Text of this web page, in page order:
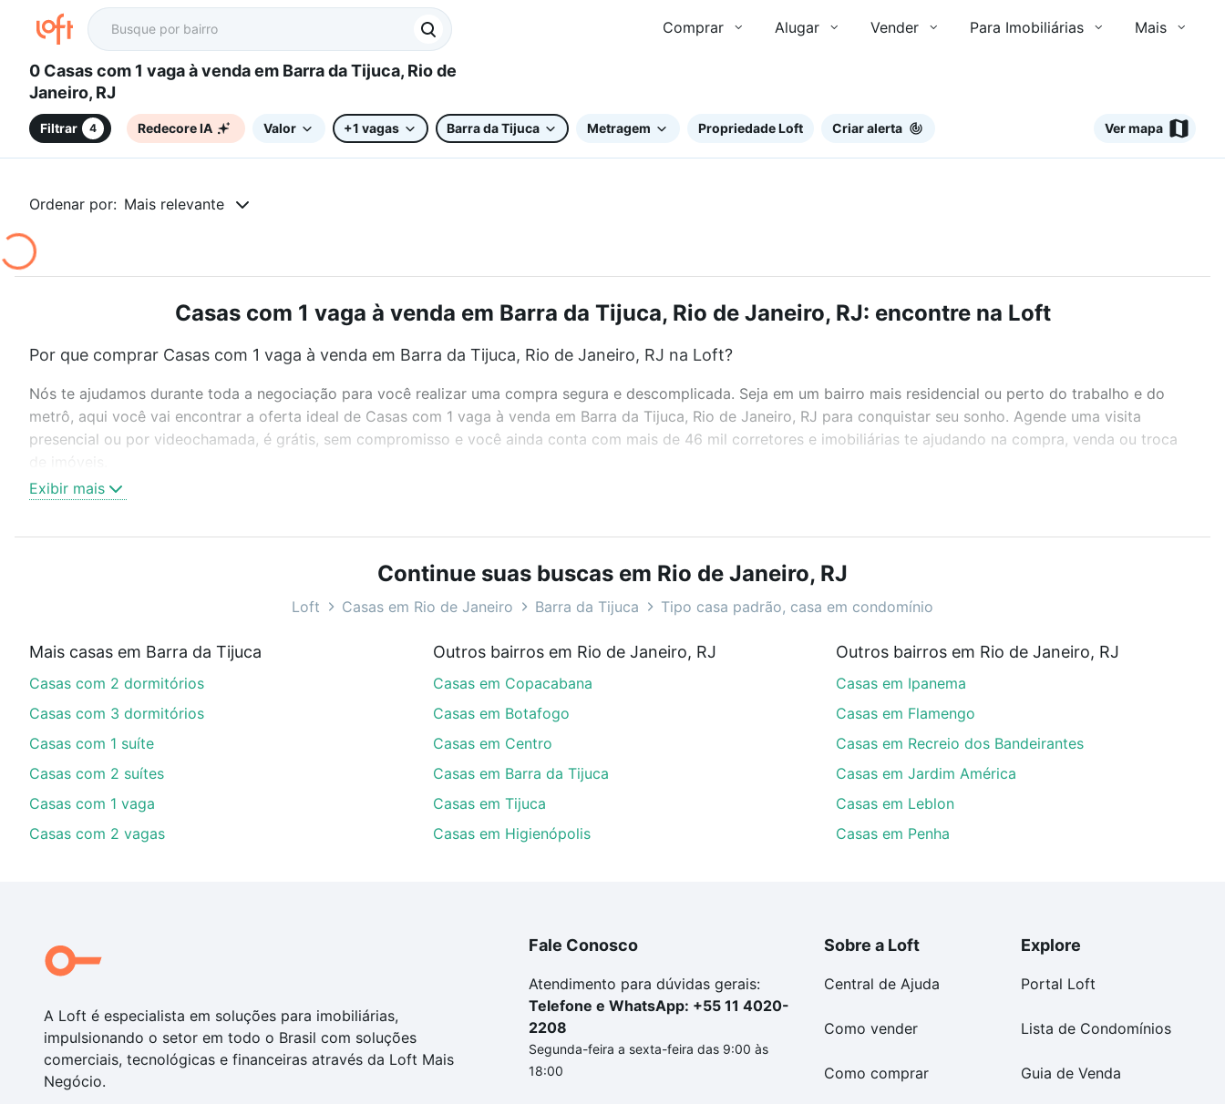
Comprar Alugar Vender Para Imobiliárias Mais
0 Casas com 1 vaga à venda em Barra da Tijuca, Rio de
Janeiro, RJ
Filtrar 4 Redecore IA Valor +1 vagas Barra da Tijuca Metragem Propriedade Loft Criar alerta Ver mapa
Ordenar por: Mais relevante
Casas com 1 vaga à venda em Barra da Tijuca, Rio de Janeiro, RJ: encontre na Loft
Por que comprar Casas com 1 vaga à venda em Barra da Tijuca, Rio de Janeiro, RJ na Loft?
Nós te ajudamos durante toda a negociação para você realizar uma compra segura e descomplicada. Seja em um bairro mais residencial ou perto do trabalho e do
metrô, aqui você vai encontrar a oferta ideal de Casas com 1 vaga à venda em Barra da Tijuca, Rio de Janeiro, RJ para conquistar seu sonho. Agende uma visita
presencial ou por videochamada, é grátis, sem compromisso e você ainda conta com mais de 46 mil corretores e imobiliárias te ajudando na compra, venda ou troca
Como escolher um imóvel?
Use barra de busca no topo para pesquisar por ruas, bairros e até condomínios favoritos. Você também pode usar os filtros como quantidade de quartos, suítes, com
ou sem vaga de garagem para combinar perfeitamente com o preço, metragem e comodidades, como piscina, academia, salão de festas ou área verde e encontrar
Casas com 1 vaga à venda em Barra da Tijuca, Rio de Janeiro, RJ ideal para você na Loft.
Aqui na Loft temos a oferta ideal para você, com Casas com 1 vaga à venda em Barra da Tijuca, Rio de Janeiro, RJ que custam a partir de R$ 0 e com nossas opções
de financiamento imobiliário as parcelas podem se adequar ao seu orçamento. Se ainda tem alguma dúvida dos custos envolvidos no processo de compra, veja em
nosso portal quanto custa comprar um apartamento
e conte com a gente para comprar o imóvel dos seus sonhos com segurança e conforto. Loft, com você até as
Exibir mais
Continue suas buscas em Rio de Janeiro, RJ
Loft Casas em Rio de Janeiro Barra da Tijuca Tipo casa padrão, casa em condomínio
Mais casas em Barra da Tijuca
Casas com 2 dormitórios
Casas com 3 dormitórios
Casas com 1 suíte
Casas com 2 suítes
Casas com 1 vaga
Casas com 2 vagas
Outros bairros em Rio de Janeiro, RJ
Casas em Copacabana
Casas em Botafogo
Casas em Centro
Casas em Barra da Tijuca
Casas em Tijuca
Casas em Higienópolis
Outros bairros em Rio de Janeiro, RJ
Casas em Ipanema
Casas em Flamengo
Casas em Recreio dos Bandeirantes
Casas em Jardim América
Casas em Leblon
Casas em Penha
A Loft é especialista em soluções para imobiliárias,
impulsionando o setor em todo o Brasil com soluções
comerciais, tecnológicas e financeiras através da Loft Mais
Negócio.
Fale Conosco
Atendimento para dúvidas gerais:
Telefone e WhatsApp: +55 11 4020-
2208
Segunda-feira a sexta-feira das 9:00 às
18:00
Sobre a Loft
Central de Ajuda
Como vender
Como comprar
Explore
Portal Loft
Lista de Condomínios
Guia de Venda